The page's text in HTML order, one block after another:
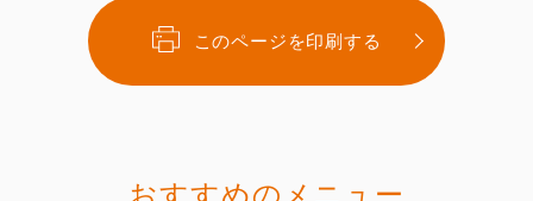
このページを印刷する
おすすめのメニュー